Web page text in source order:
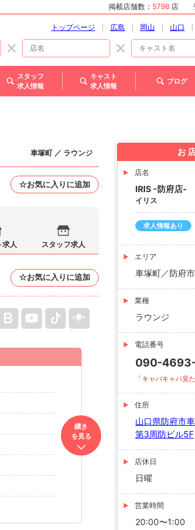
掲載店舗数： 5798 店
トップページ 広島 岡山 山口
スタッフ
求人情報
キャスト
求人情報
ブログ
車塚町 ／ ラウンジ
☆お気に入りに追加
求人 スタッフ求人
☆お気に入りに追加
續き
を見る
お
店名
IRIS -防府店-
イリス
求人情報あり
エリア
車塚町／防府市
業種
ラウンジ
電話番号
090-
「キャバキャバ見た
住所
山口県防府市
第3周防ビル5F
店休日
日曜
営業時間
20:00〜1:00